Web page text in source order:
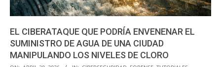
EL CIBERATAQUE QUE PODRÍA ENVENENAR EL
SUMINISTRO DE AGUA DE UNA CIUDAD
MANIPULANDO LOS NIVELES DE CLORO